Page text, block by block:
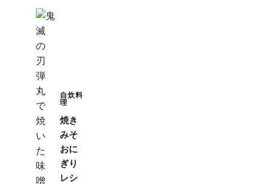
自炊料
理
焼き
みそ
おに
ぎり
レシ